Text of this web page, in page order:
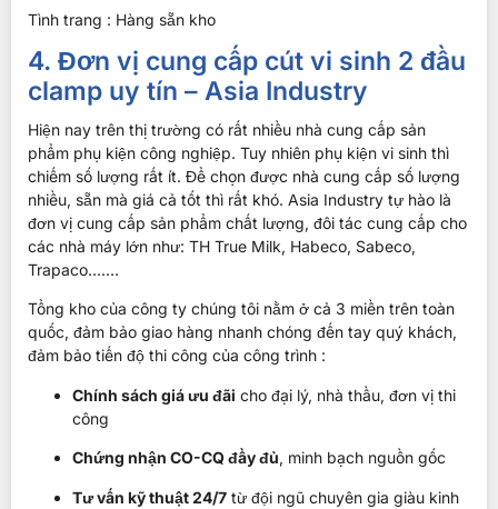
Tình trang : Hàng sẵn kho
4. Đơn vị cung cấp cút vi sinh 2 đầu
clamp uy tín – Asia Industry
Hiện nay trên thị trường có rất nhiều nhà cung cấp sản
phẩm phụ kiện công nghiệp. Tuy nhiên phụ kiện vi sinh thì
chiếm số lượng rất ít. Để chọn được nhà cung cấp số lượng
nhiều, sẵn mà giá cả tốt thì rất khó. Asia Industry tự hào là
đơn vị cung cấp sản phẩm chất lượng, đôi tác cung cấp cho
các nhà máy lớn như: TH True Milk, Habeco, Sabeco,
Trapaco…….
Tổng kho của công ty chúng tôi nằm ở cả 3 miền trên toàn
quốc, đảm bảo giao hàng nhanh chóng đến tay quý khách,
đảm bảo tiến độ thi công của công trình :
Chính sách giá ưu đãi cho đại lý, nhà thầu, đơn vị thi
công
Chứng nhận CO-CQ đầy đủ, minh bạch nguồn gốc
Tư vấn kỹ thuật 24/7 từ đội ngũ chuyên gia giàu kinh